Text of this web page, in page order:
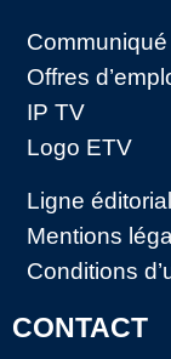
Offres
IP TV
Logo ETV
Ligne
Mentions
Conditions
CONTACT